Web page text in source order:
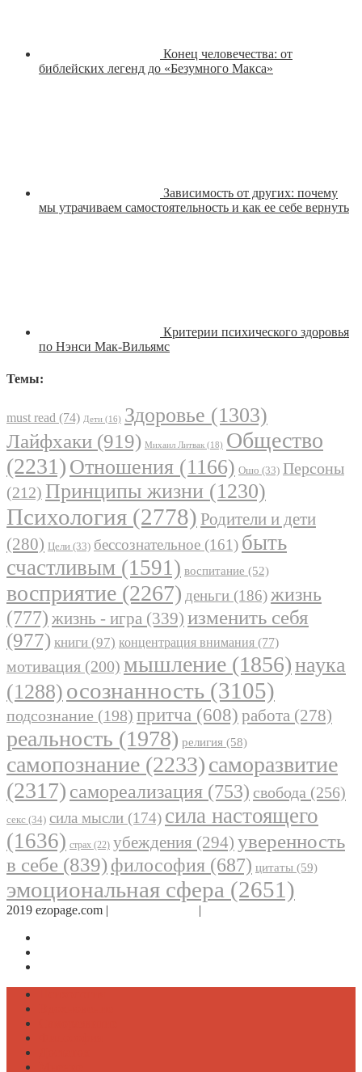
Конец человечества: от
библейских легенд до «Безумного Макса»
Зависимость от других: почему
мы утрачиваем самостоятельность и как ее себе вернуть
Критерии психического здоровья
по Нэнси Мак-Вильямс
Темы:
must read (74) Дети (16) Здоровье (1303)
Лайфхаки (919) Михаил Литвак (18) Общество
(2231) Отношения (1166) Ошо (33) Персоны
(212) Принципы жизни (1230)
Психология (2778) Родители и дети
(280) Цели (33) бессознательное (161) быть
счастливым (1591) воспитание (52)
восприятие (2267) деньги (186)жизнь
(777) жизнь - игра (339) изменить себя
(977) книги (97) концентрация внимания (77)
мотивация (200) мышление (1856)наука
(1288) осознанность (3105)
подсознание (198) притча (608) работа (278)
реальность (1978) религия (58)
самопознание (2233)саморазвитие
(2317) самореализация (753) свобода (256)
секс (34) сила мысли (174) сила настоящего
(1636) страх (22) убеждения (294) уверенность
в себе (839) философия (687) цитаты (59)
эмоциональная сфера (2651)
2019 ezopage.com | |